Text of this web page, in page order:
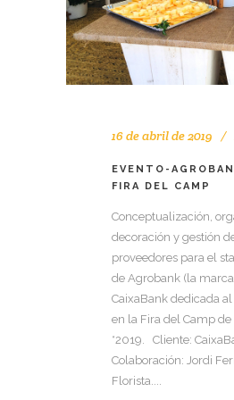
16 de abril de 2019
EVENTO-
FIRA DEL CAMP
Conceptualización,
decoración y gestión
proveedores para el
de Agrobank (la
CaixaBank dedicada
en la Fira del Camp de
*2019. Cliente:
Colaboración: Jordi
Florista....